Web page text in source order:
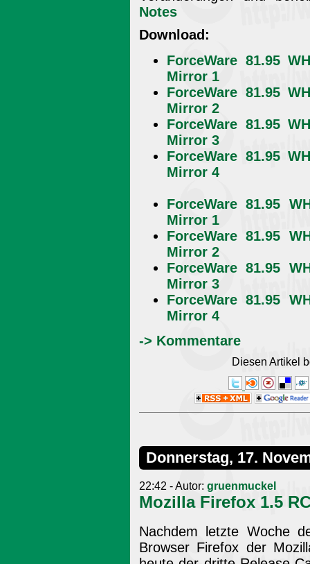
Notes
Download:
ForceWare 81.95
Mirror 1
ForceWare 81.95
Mirror 2
ForceWare 81.95
Mirror 3
ForceWare 81.95
Mirror 4
ForceWare 81.95
Mirror 1
ForceWare 81.95
Mirror 2
ForceWare 81.95
Mirror 3
ForceWare 81.95
Mirror 4
-> Kommentare
Diesen Artikel
Donnerstag, 17.
22:42 - Autor: gruenmuckel
Mozilla Firefox 1.5
Nachdem letzte Woche
Browser Firefox der